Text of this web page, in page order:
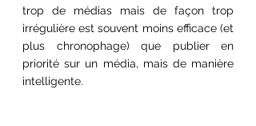
trop de médias mais de façon trop
irrégulière est souvent moins efficace (et
plus chronophage) que publier en
priorité sur un média, mais de manière
intelligente.